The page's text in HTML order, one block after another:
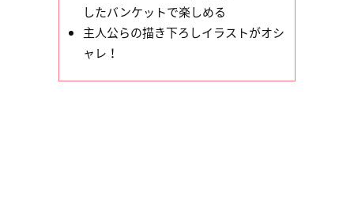
したバンケットで楽しめる
主人公らの描き下ろしイラストがオシ
ャレ！